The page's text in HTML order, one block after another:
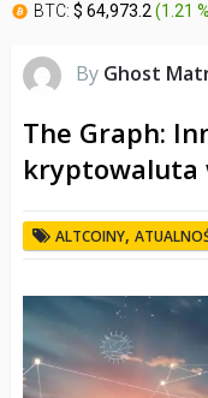
BTC: $ 64,973.2(1.21 %
By Ghost
The Graph:
kryptowaluta
ALTCOINY,